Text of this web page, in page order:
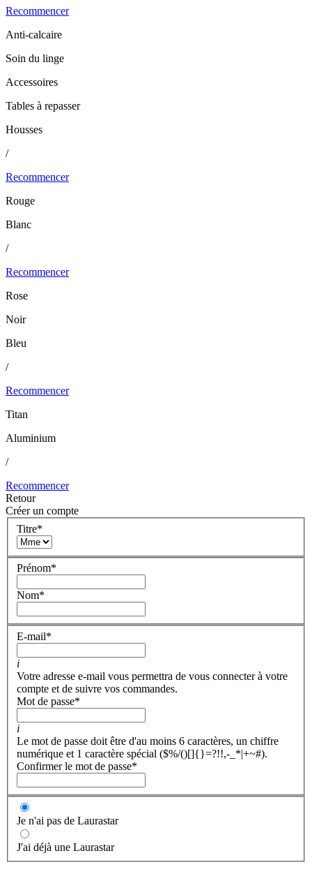
Recommencer
Anti-calcaire
Soin du linge
Accessoires
Tables à repasser
Housses
/
Recommencer
Rouge
Blanc
/
Recommencer
Rose
Noir
Bleu
/
Recommencer
Titan
Aluminium
/
Recommencer
Retour
Créer un compte
Titre*
Prénom*
Nom*
E-mail*
i
Votre adresse e-mail vous permettra de vous connecter à votre
compte et de suivre vos commandes.
Mot de passe*
i
Le mot de passe doit être d'au moins 6 caractères, un chiffre
numérique et 1 caractère spécial ($%/()[]{}=?!!,-_*|+~#).
Confirmer le mot de passe*
Je n'ai pas de Laurastar
J'ai déjà une Laurastar